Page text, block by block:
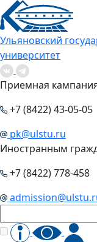
Ульяновский
университет
Приемная
+7 (8422) 43-05-05
pk@ulstu.ru
Иностранным
+7 (8422) 778-458